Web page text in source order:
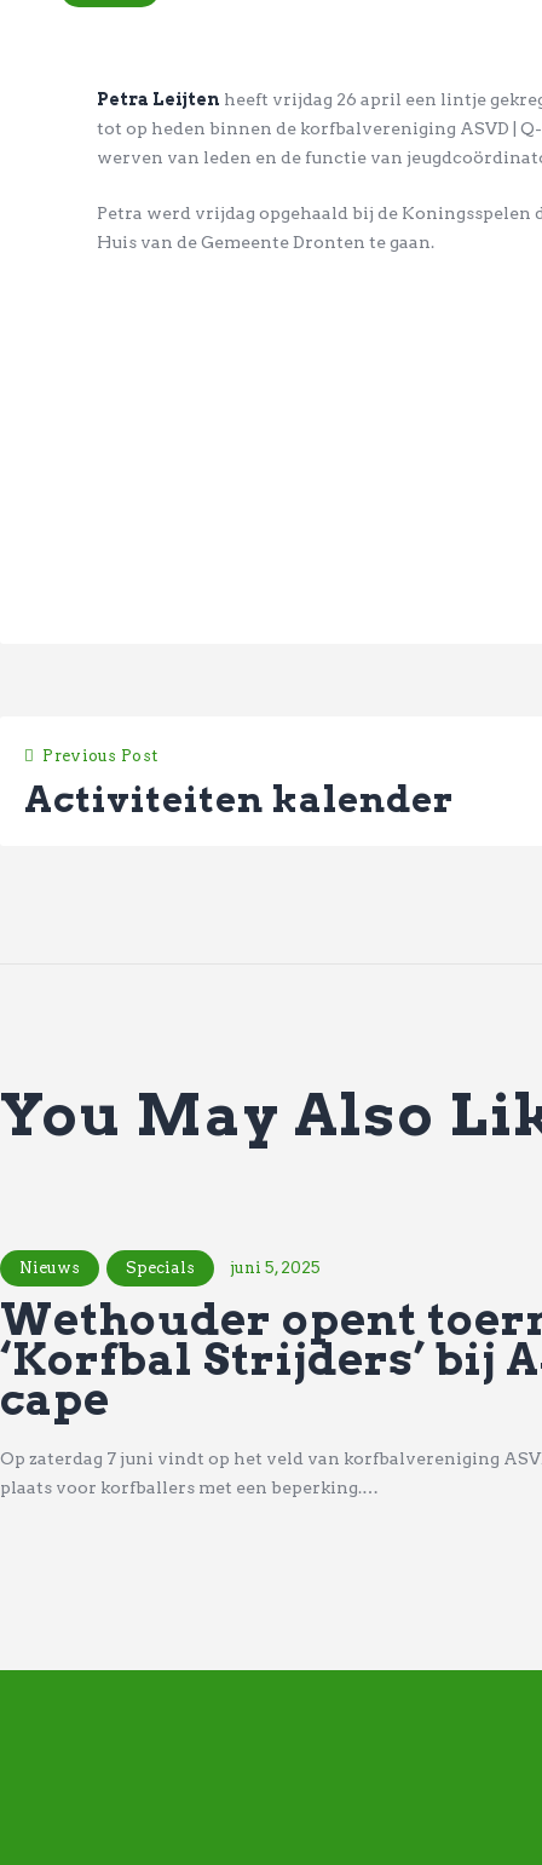
Petra Leijten heeft vrijdag 26 april een lintje
tot op heden binnen de korfbalvereniging ASVD |
werven van leden en de functie van
Petra werd vrijdag opgehaald bij de
Huis van de Gemeente Dronten te gaan.
Bericht
navigatie
Previous Post
Activiteiten kalender
You May Also
Nieuws Specials juni 5, 2025
Wethouder opent
‘Korfbal Strijders’ bij
cape
Op zaterdag 7 juni vindt op het veld van korfbalvereniging
plaats voor korfballers met een beperking.…